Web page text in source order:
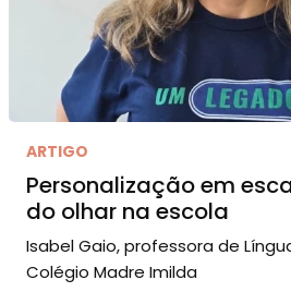
ARTIGO
Personalização em
do olhar na escola
Isabel Gaio, professora de
Colégio Madre Imilda